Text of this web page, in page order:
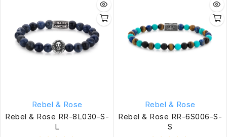
Rebel & Rose
Rebel & Rose RR-8L030-S-
L
Rebel & Rose
Rebel & Rose RR-6S006-S-
S